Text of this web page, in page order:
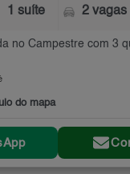
1 suíte 2 vagas
no Campestre com 3
do mapa